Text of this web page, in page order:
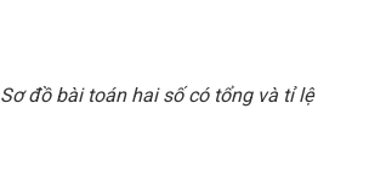
Sơ đồ bài toán hai số có tổng và tỉ lệ